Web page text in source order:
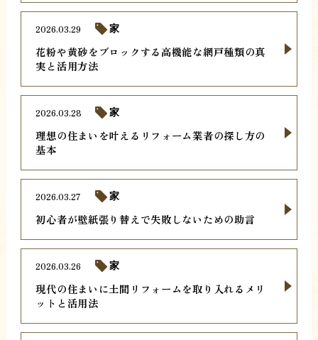
花粉や黄砂をブロックする高機能な網戸種類の真
実と活用方法
2026.03.29 家
理想の住まいを叶えるリフォーム業者の探し方の
基本
2026.03.28 家
初心者が壁紙張り替えで失敗しないための助言
2026.03.27 家
現代の住まいに土間リフォームを取り入れるメリ
ットと活用法
2026.03.26 家